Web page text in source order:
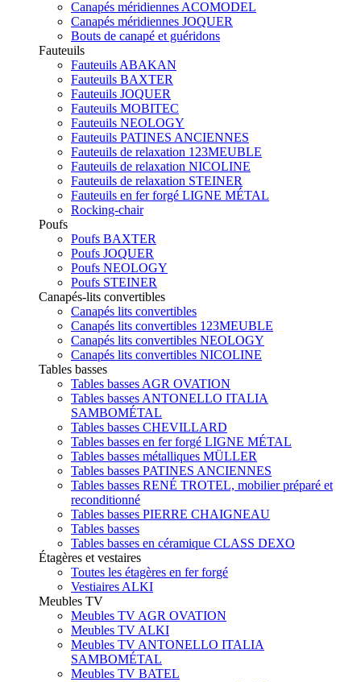
Canapés méridiennes ACOMODEL
Canapés méridiennes JOQUER
Bouts de canapé et guéridons
Fauteuils
Fauteuils ABAKAN
Fauteuils BAXTER
Fauteuils JOQUER
Fauteuils MOBITEC
Fauteuils NEOLOGY
Fauteuils PATINES ANCIENNES
Fauteuils de relaxation 123MEUBLE
Fauteuils de relaxation NICOLINE
Fauteuils de relaxation STEINER
Fauteuils en fer forgé LIGNE MÉTAL
Rocking-chair
Poufs
Poufs BAXTER
Poufs JOQUER
Poufs NEOLOGY
Poufs STEINER
Canapés-lits convertibles
Canapés lits convertibles
Canapés lits convertibles 123MEUBLE
Canapés lits convertibles NEOLOGY
Canapés lits convertibles NICOLINE
Tables basses
Tables basses AGR OVATION
Tables basses ANTONELLO ITALIA
SAMBOMÉTAL
Tables basses CHEVILLARD
Tables basses en fer forgé LIGNE MÉTAL
Tables basses métalliques MÜLLER
Tables basses PATINES ANCIENNES
Tables basses RENÉ TROTEL, mobilier préparé et
reconditionné
Tables basses PIERRE CHAIGNEAU
Tables basses
Tables basses en céramique CLASS DEXO
Étagères et vestaires
Toutes les étagères en fer forgé
Vestiaires ALKI
Meubles TV
Meubles TV AGR OVATION
Meubles TV ALKI
Meubles TV ANTONELLO ITALIA
SAMBOMÉTAL
Meubles TV BATEL